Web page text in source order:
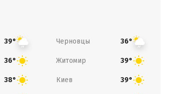
39° Черновцы 36°
36° Житомир 39°
38° Киев 39°